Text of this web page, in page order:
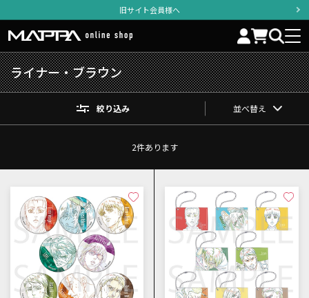
旧サイト会員様へ
ライナー・ブラウン
絞り込み 並べ替え
2件あります